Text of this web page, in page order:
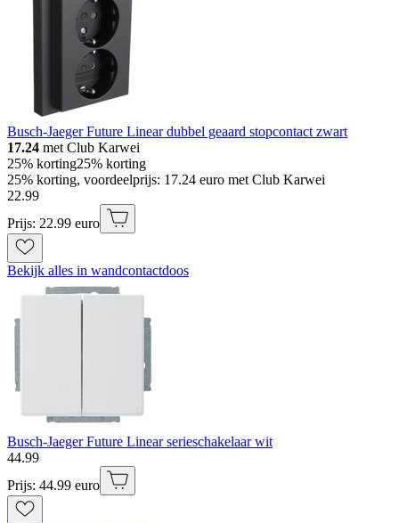
Busch-Jaeger Future Linear dubbel geaard stopcontact zwart
17.24 met Club Karwei
25% korting25% korting
25% korting, voordeelprijs: 17.24 euro met Club Karwei
22.99
Prijs: 22.99 euro
Bekijk alles in wandcontactdoos
Busch-Jaeger Future Linear serieschakelaar wit
44.99
Prijs: 44.99 euro